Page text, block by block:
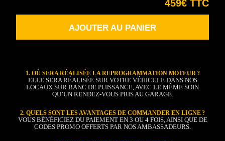
459€ TTC
AJOUTER AU PANIER
1. OÙ SERA RÉALISÉE LA REPROGRAMMATION MOTEUR ?
ELLE SERA RÉALISÉE SUR VOTRE VÉHICULE DANS NOS
LOCAUX SUR BANC DE PUISSANCE, AVEC LE MÊME SOIN
QU’UN RENDEZ-VOUS PRIS AU GARAGE.
2. QUELS SONT LES AVANTAGES DE COMMANDER EN LIGNE ?
VOUS BÉNÉFICIEZ DU PAIEMENT EN 3 OU 4 FOIS, AINSI QUE DE
CODES PROMO OFFERTS PAR NOS AMBASSADEURS.